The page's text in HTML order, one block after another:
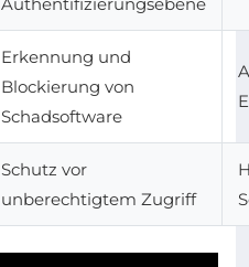
Erkennung und
Blockierung von
Schadsoftware
Schutz vor
unberechtigtem Zugriff